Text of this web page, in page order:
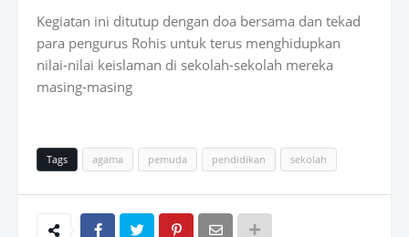
Kegiatan ini ditutup dengan doa bersama dan tekad
para pengurus Rohis untuk terus menghidupkan
nilai-nilai keislaman di sekolah-sekolah mereka
masing-masing
Tags agama pemuda pendidikan sekolah